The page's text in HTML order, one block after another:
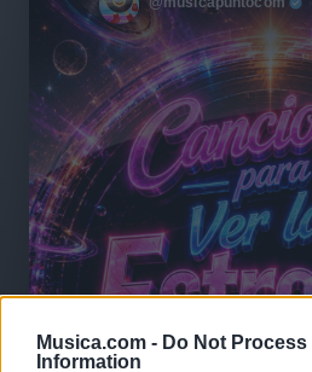
Musica.com - Do Not Process
Information